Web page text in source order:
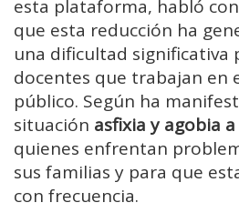
esta plataforma, habló con
que esta reducción ha
una dificultad significativa
docentes que trabajan en
público. Según ha
situación asfixia y agobia
quienes enfrentan
sus familias y para que
con frecuencia.